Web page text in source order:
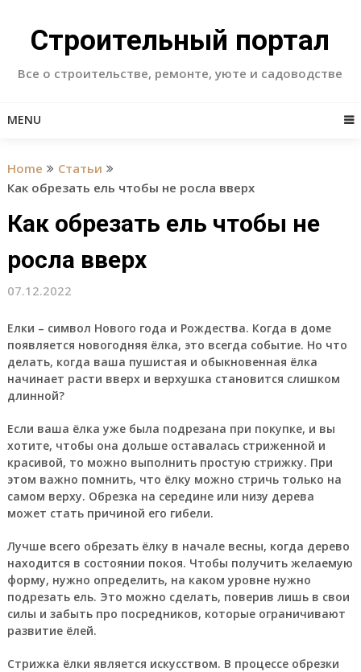
contentСтроительный портал
Все о строительстве, ремонте, уюте и садоводстве
MENU
Home
Статьи
Как обрезать ель чтобы не росла вверх
Как обрезать ель чтобы не
росла вверх
07.12.2022
Елки – символ Нового года и Рождества. Когда в доме
появляется новогодняя ёлка, это всегда событие. Но что
делать, когда ваша пушистая и обыкновенная ёлка
начинает расти вверх и верхушка становится слишком
длинной?
Если ваша ёлка уже была подрезана при покупке, и вы
хотите, чтобы она дольше оставалась стриженной и
красивой, то можно выполнить простую стрижку. При
этом важно помнить, что ёлку можно стричь только на
самом верху. Обрезка на середине или низу дерева
может стать причиной его гибели.
Лучше всего обрезать ёлку в начале весны, когда дерево
находится в состоянии покоя. Чтобы получить желаемую
форму, нужно определить, на каком уровне нужно
подрезать ель. Это можно сделать, поверив лишь в свои
силы и забыть про посредников, которые ограничивают
развитие ёлей.
Стрижка ёлки является искусством. В процессе обрезки